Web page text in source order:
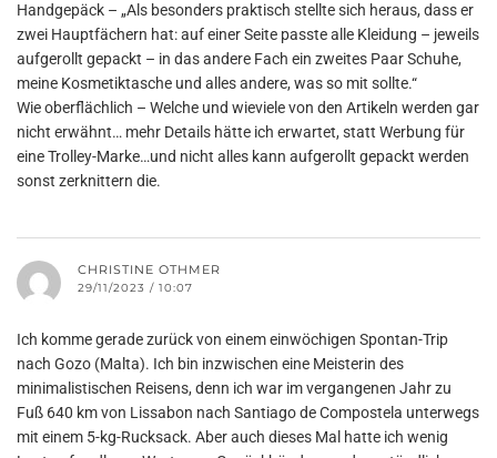
Handgepäck – „Als besonders praktisch stellte sich heraus, dass er
zwei Hauptfächern hat: auf einer Seite passte alle Kleidung – jeweils
aufgerollt gepackt – in das andere Fach ein zweites Paar Schuhe,
meine Kosmetiktasche und alles andere, was so mit sollte.“
Wie oberflächlich – Welche und wieviele von den Artikeln werden gar
nicht erwähnt… mehr Details hätte ich erwartet, statt Werbung für
eine Trolley-Marke…und nicht alles kann aufgerollt gepackt werden
sonst zerknittern die.
CHRISTINE OTHMER
29/11/2023 / 10:07
Ich komme gerade zurück von einem einwöchigen Spontan-Trip
nach Gozo (Malta). Ich bin inzwischen eine Meisterin des
minimalistischen Reisens, denn ich war im vergangenen Jahr zu
Fuß 640 km von Lissabon nach Santiago de Compostela unterwegs
mit einem 5-kg-Rucksack. Aber auch dieses Mal hatte ich wenig